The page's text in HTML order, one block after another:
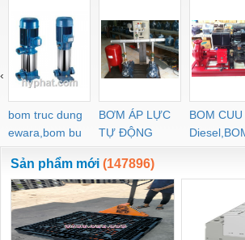
bom truc dung
ewara,bom bu
ewara
BƠM ÁP LỰC
TỰ ĐỘNG
BOM CUU
CHUA
‹
Sản phẩm mới (147896)